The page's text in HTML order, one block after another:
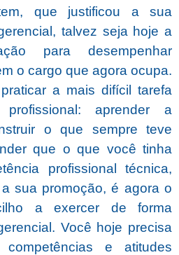
que justificou a sua
talvez seja hoje a
para desempenhar
o cargo que agora ocupa.
a mais difícil tarefa
aprender a
o que sempre teve
que o que você tinha
profissional técnica,
sua promoção, é agora o
a exercer de forma
Você hoje precisa
e atitudes